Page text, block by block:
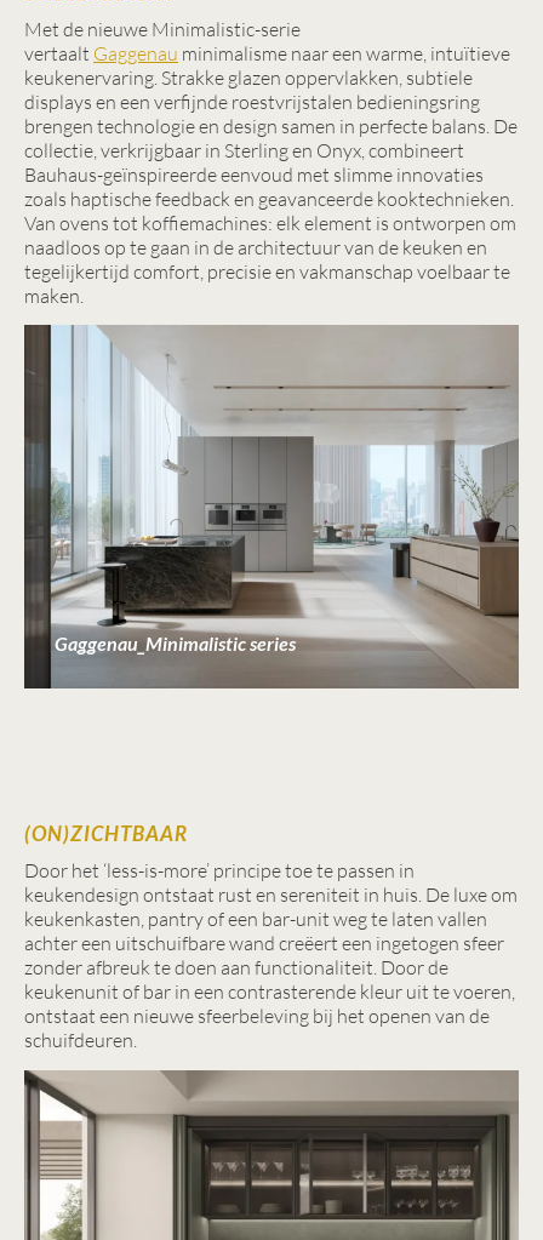
Gaggenau_Minimalistic series
Met de nieuwe Minimalistic-serie
vertaalt Gaggenau minimalisme naar een warme, intuïtieve
keukenervaring. Strakke glazen oppervlakken, subtiele
displays en een verfijnde roestvrijstalen bedieningsring
brengen technologie en design samen in perfecte balans. De
collectie, verkrijgbaar in Sterling en Onyx, combineert
Bauhaus-geïnspireerde eenvoud met slimme innovaties
zoals haptische feedback en geavanceerde kooktechnieken.
Van ovens tot koffiemachines: elk element is ontworpen om
naadloos op te gaan in de architectuur van de keuken en
tegelijkertijd comfort, precisie en vakmanschap voelbaar te
maken.
(ON)ZICHTBAAR
Door het ‘less-is-more’ principe toe te passen in
keukendesign ontstaat rust en sereniteit in huis. De luxe om
keukenkasten, pantry of een bar-unit weg te laten vallen
achter een uitschuifbare wand creëert een ingetogen sfeer
zonder afbreuk te doen aan functionaliteit. Door de
keukenunit of bar in een contrasterende kleur uit te voeren,
ontstaat een nieuwe sfeerbeleving bij het openen van de
schuifdeuren.